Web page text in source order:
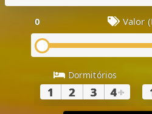
0 Valor
Dormitórios
1 2 3 4+